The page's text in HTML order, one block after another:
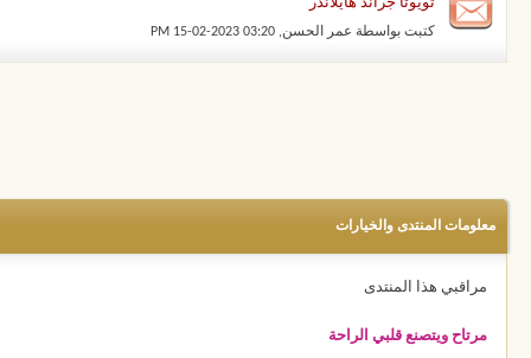
كتبت بواسطة عمر الحسن‏, 15-02-2023 03:20 PM
معلومات المنتدى والخيارات
مراقبي هذا المنتدى
مرتاح ويتصنع قلبي الراحة